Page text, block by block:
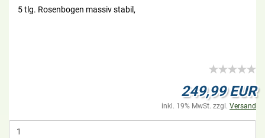
5 tlg. Ro­sen­bo­gen mas­siv sta­bil,
249,99 EUR
inkl. 19% MwSt. zzgl. Versand